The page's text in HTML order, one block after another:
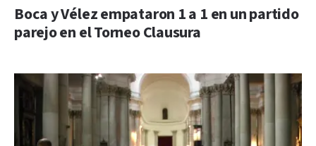
Boca y Vélez empataron 1 a 1 en un partido
parejo en el Torneo Clausura